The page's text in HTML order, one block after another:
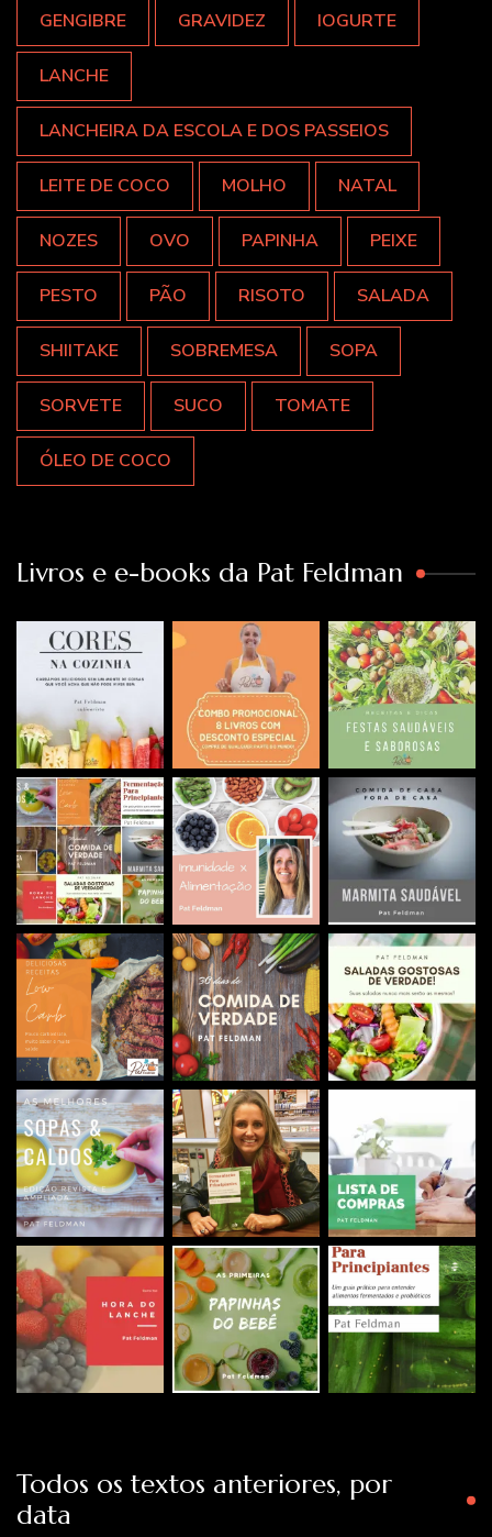
GENGIBRE GRAVIDEZ IOGURTE
LANCHE
LANCHEIRA DA ESCOLA E DOS PASSEIOS
LEITE DE COCO MOLHO NATAL
NOZES OVO PAPINHA PEIXE
PESTO PÃO RISOTO SALADA
SHIITAKE SOBREMESA SOPA
SORVETE SUCO TOMATE
ÓLEO DE COCO
Livros e e-books da Pat Feldman
Todos os textos anteriores, por
data